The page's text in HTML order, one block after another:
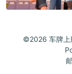
©2026 车牌上